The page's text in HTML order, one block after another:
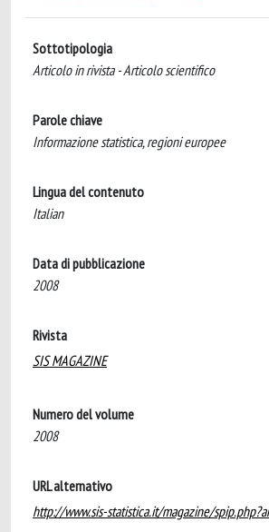
Sottotipologia
Articolo in rivista - Articolo scientifico
Parole chiave
Informazione statistica, regioni europee
Lingua del contenuto
Italian
Data di pubblicazione
2008
Rivista
SIS MAGAZINE
Numero del volume
2008
URL alternativo
http://www.sis-statistica.it/magazine/